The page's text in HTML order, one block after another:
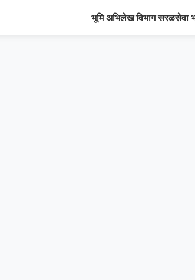
भूमि अभिलेख विभाग सरळसेवा